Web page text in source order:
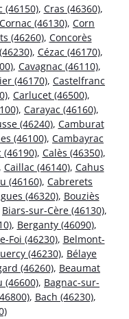
(46150), Cras (46360),
Cornac (46130), Corn
(46260), Concorès
, Cézac (46170),
, Cavagnac (46110),
(46170), Castelfranc
, Carlucet (46500),
, Carayac (46160),
(46240), Camburat
(46100), Cambayrac
(46190), Calès (46350),
Caillac (46140), Cahus
(46160), Cabrerets
(46320), Bouziès
Biars-sur-Cère (46130),
, Berganty (46090),
Foi (46230), Belmont-
(46230), Bélaye
(46260), Beaumat
(46600), Bagnac-sur-
, Bach (46230),